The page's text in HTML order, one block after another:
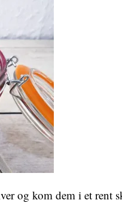
og kom dem i et rent